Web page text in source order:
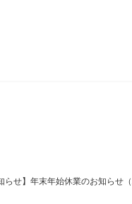
らせ】年末年始休業のお知らせ